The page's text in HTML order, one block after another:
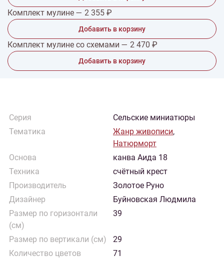
Комплект мулине — 2 355 ₽
Добавить в корзину
Комплект мулине со схемами — 2 470 ₽
Добавить в корзину
Серия
Сельские миниатюры
Тематика
Жанр живописи,
Натюрморт
Основа
канва Аида 18
Техника
счётный крест
Производитель
Золотое Руно
Дизайнер
Буйновская Людмила
Размер по горизонтали
(см)
39
Размер по вертикали (см)
29
Количество цветов
71